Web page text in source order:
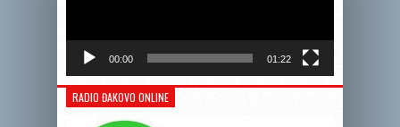
00:00 01:22
RADIO ĐAKOVO ONLINE